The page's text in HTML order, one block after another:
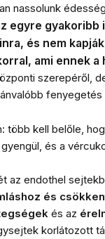
nassolunk
egyre
és nem
ami ennek
szerepéről,
kell belőle,
és a
az endothel
és
és az
korlátozott